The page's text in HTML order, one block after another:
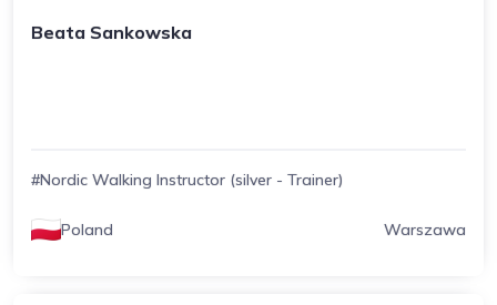
Beata Sankowska
#Nordic Walking Instructor (silver - Trainer)
Poland Warszawa